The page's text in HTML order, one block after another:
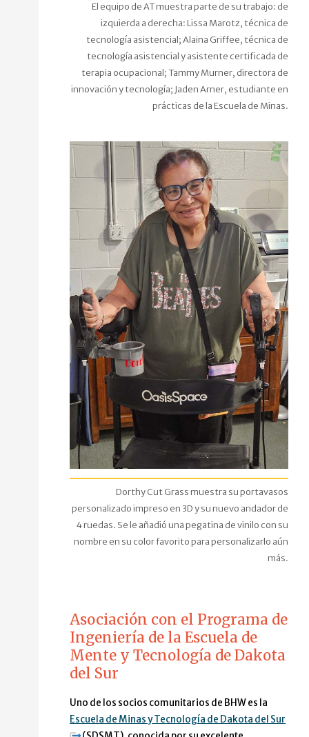
El equipo de AT muestra parte de su trabajo: de
izquierda a derecha: Lissa Marotz, técnica de
tecnología asistencial; Alaina Griffee, técnica de
tecnología asistencial y asistente certificada de
terapia ocupacional; Tammy Murner, directora de
innovación y tecnología; Jaden Arner, estudiante en
prácticas de la Escuela de Minas.
Dorthy Cut Grass muestra su portavasos
personalizado impreso en 3D y su nuevo andador de
4 ruedas. Se le añadió una pegatina de vinilo con su
nombre en su color favorito para personalizarlo aún
más.
Asociación con el Programa de
Ingeniería de la Escuela de
Mente y Tecnología de Dakota
del Sur
Uno de los socios comunitarios de BHW es la
Escuela de Minas y Tecnología de Dakota del Sur